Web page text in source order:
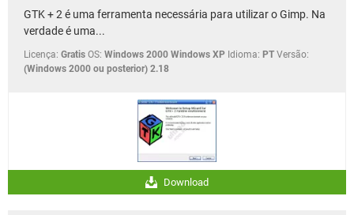
GTK + 2 é uma ferramenta necessária para utilizar o Gimp. Na
verdade é uma...
Licença: Gratis OS: Windows 2000 Windows XP Idioma: PT Versão:
(Windows 2000 ou posterior) 2.18
Download